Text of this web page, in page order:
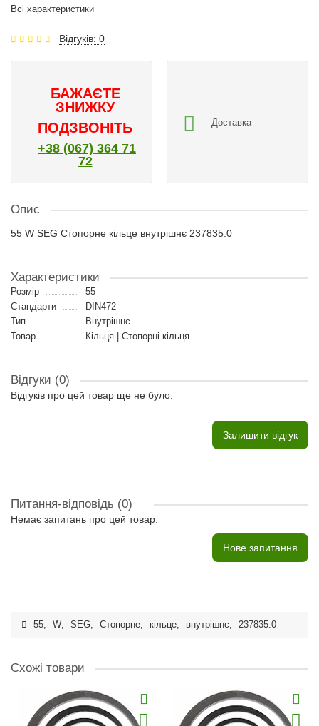
Всі характеристики
Відгуків: 0
БАЖАЄТЕ
ЗНИЖКУ
ПОДЗВОНІТЬ
+38 (067) 364 71
72
Доставка
Опис
55 W SEG Стопорне кільце внутрішнє 237835.0
Характеристики
Розмір
55
Стандарти
DIN472
Тип
Внутрішнє
Товар
Кільця | Стопорні кільця
Відгуки (0)
Відгуків про цей товар ще не було.
Залишити відгук
Питання-відповідь (0)
Немає запитань про цей товар.
Нове запитання
55, W, SEG, Стопорне, кільце, внутрішнє, 237835.0
Схожі товари